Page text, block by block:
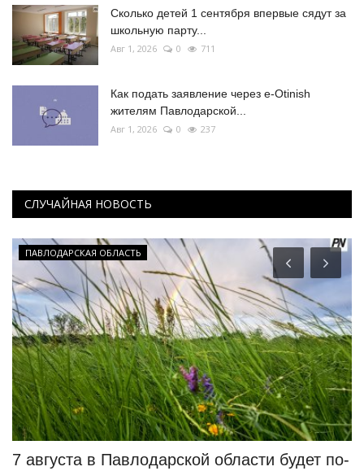
Сколько детей 1 сентября впервые сядут за
школьную парту...
Авг 1, 2026 0 711
Как подать заявление через e-Otinish
жителям Павлодарской...
Авг 1, 2026 0 237
СЛУЧАЙНАЯ НОВОСТЬ
ПАВЛОДАРСКАЯ ОБЛАСТЬ
7 августа в Павлодарской области будет по-